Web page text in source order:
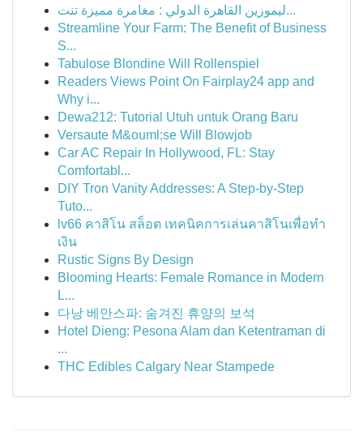
ليموزين القاهرة الدولي : مغامرة مميزة تنت...
Streamline Your Farm: The Benefit of Business
S...
Tabulose Blondine Will Rollenspiel
Readers Views Point On Fairplay24 app and
Why i...
Dewa212: Tutorial Utuh untuk Orang Baru
Versaute M&ouml;se Will Blowjob
Car AC Repair In Hollywood, FL: Stay
Comfortabl...
DIY Tron Vanity Addresses: A Step-by-Step
Tuto...
lv66 คาสิโน สล็อต เทคนิคการเล่นคาสิโนเพื่อทำ
เงิน
Rustic Signs By Design
Blooming Hearts: Female Romance in Modern
L...
다낭 베안스파: 숨겨진 휴양의 보석
Hotel Dieng: Pesona Alam dan Ketentraman di
...
THC Edibles Calgary Near Stampede